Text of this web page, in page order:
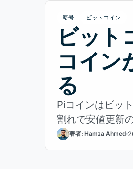
暗号 ビットコイン
ビット
コイン
る
Piコインはビッ
割れで安値更新
著者: Hamza Ahmed